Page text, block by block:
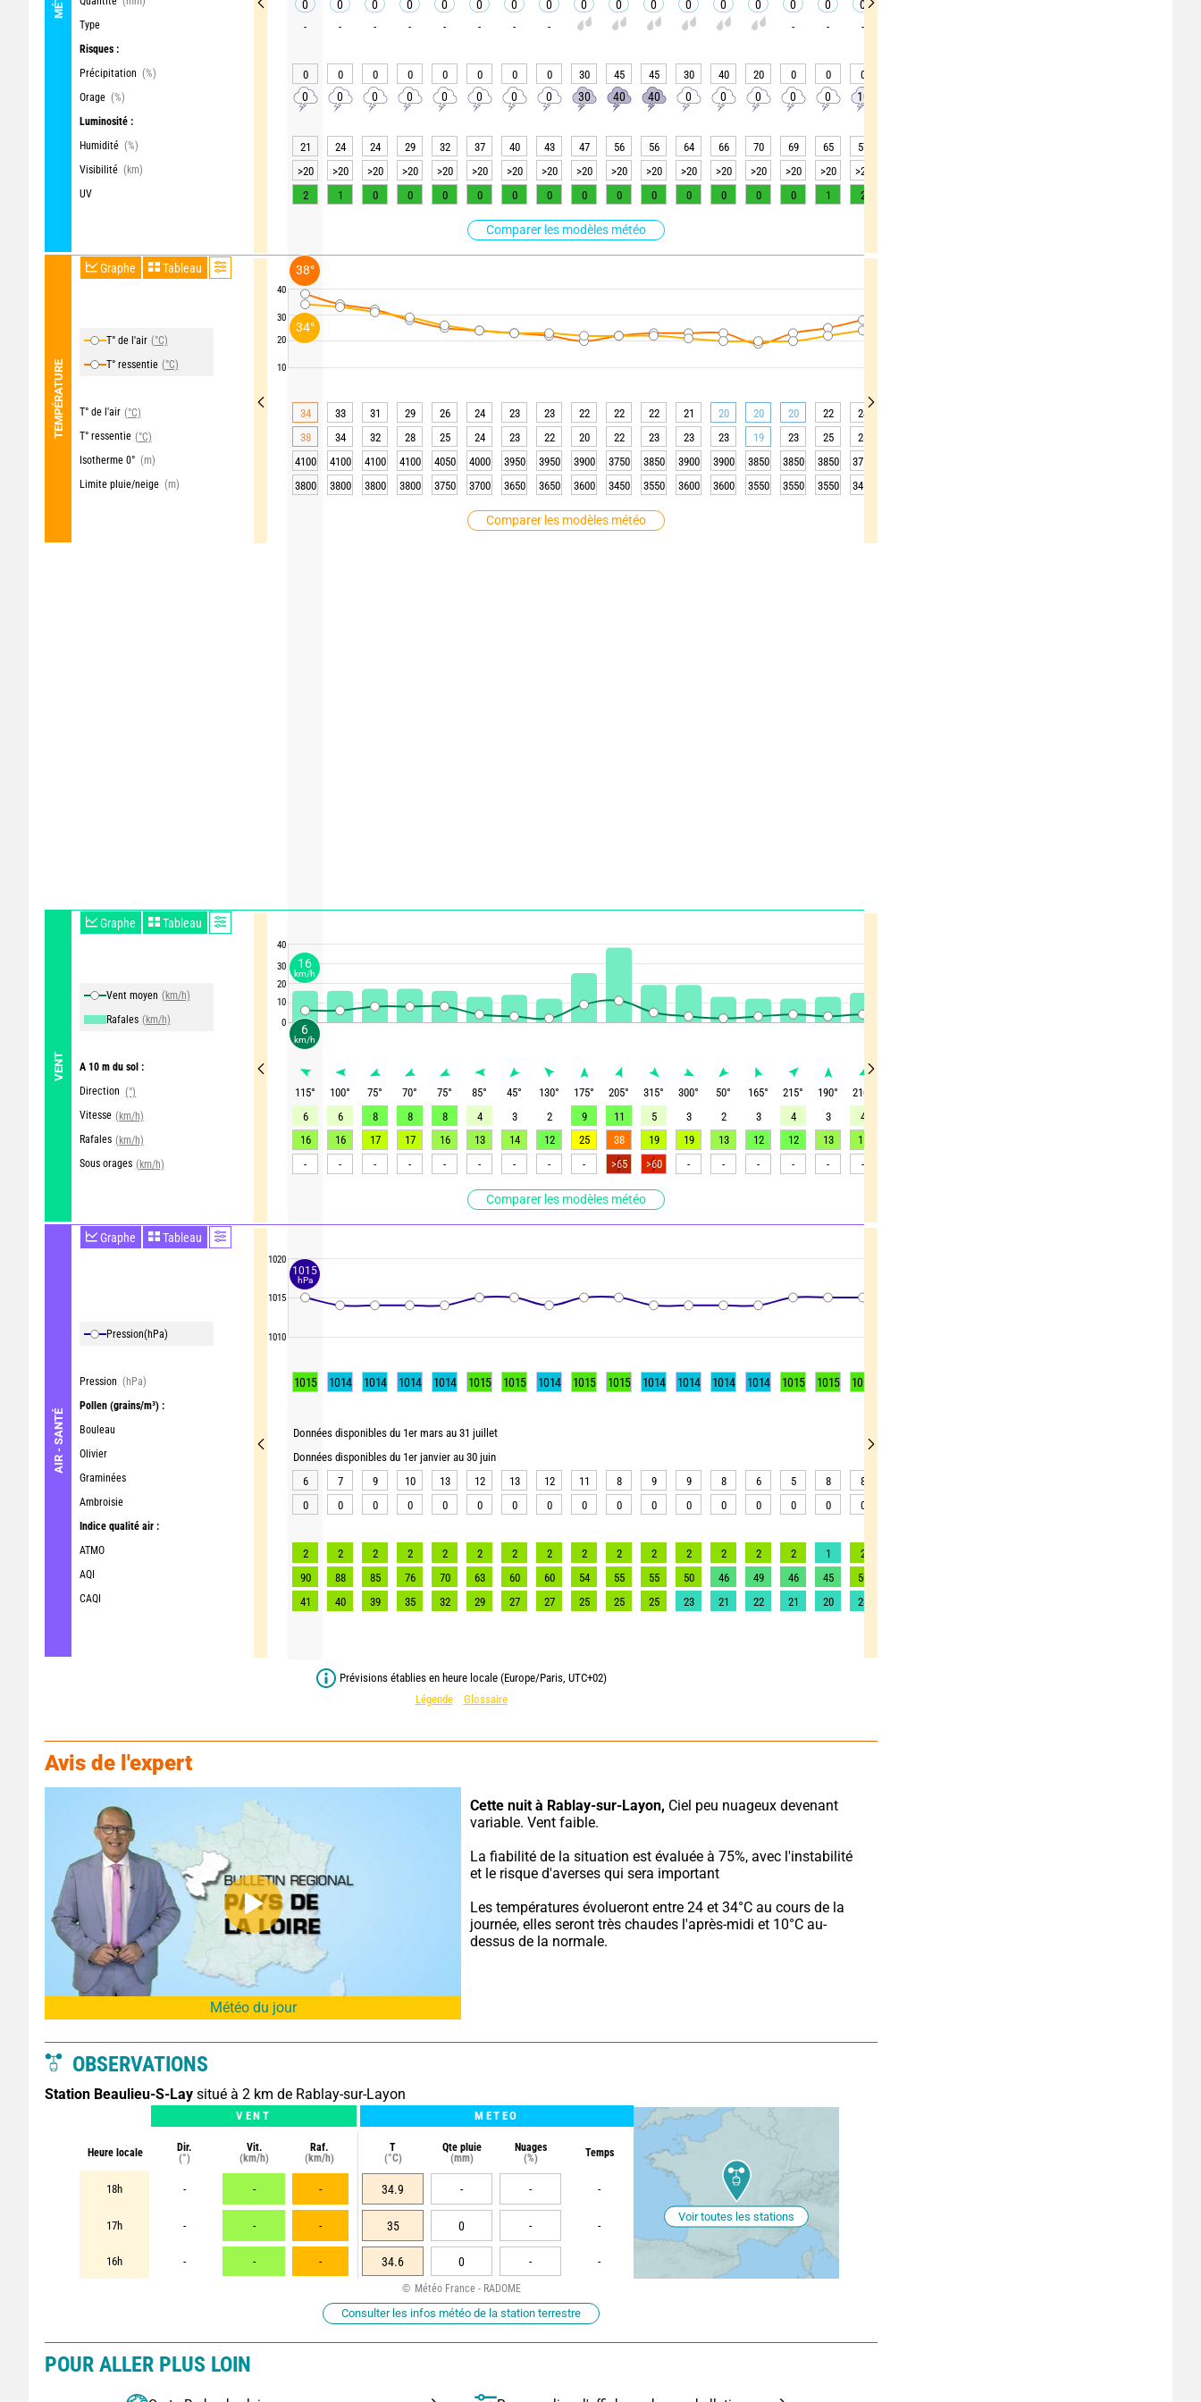
Type
Risques :
Précipitation (%)
Orage (%)
Luminosité :
Humidité (%)
Visibilité (km)
UV
Comparer les modèles météo
TEMPÉRATURE
Graphe Tableau
T° de l'air (°C)
T° ressentie (°C)
T° de l'air (°C)
T° ressentie (°C)
Isotherme 0° (m)
Limite pluie/neige (m)
Comparer les modèles météo
VENT
Graphe Tableau
Vent moyen (km/h)
Rafales (km/h)
A 10 m du sol :
Direction (°)
Vitesse (km/h)
Rafales (km/h)
Sous orages (km/h)
Comparer les modèles météo
AIR - SANTÉ
Graphe Tableau
Pression(hPa)
Pression (hPa)
Pollen (grains/m³) :
Bouleau
Olivier
Graminées
Ambroisie
Indice qualité air :
ATMO
AQI
CAQI
40
30
20
10
40
30
20
10
0
1020
1015
1010
0 0 0 0 0 0 0 0 0 0 0 0 0 0 0 0 0
- - - - - - - - - - -
0 0 0 0 0 0 0 0 30 45 45 30 40 20 0 0 0
0 0 0 0 0 0 0 0 30 40 40 0 0 0 0 0 10
21 24 24 29 32 37 40 43 47 56 56 64 66 70 69 65 57
>20
>20 >20 >20 >20 >20 >20 >20 >20 >20 >20 >20 >20 >20 >20 >20 >20
2
1 0 0 0 0 0 0 0 0 0 0 0 0 0 1 2
34 33 31 29 26 24 23 23 22 22 22 21 20 20 20 22 24
38
34 32 28 25 24 23 22 20 22 23 23 23 19 23 25 28
4100
4100 4100 4100 4050 4000 3950 3950 3900 3750 3850 3900 3900 3850 3850 3850 3750
3800
3800 3800 3800 3750 3700 3650 3650 3600 3450 3550 3600 3600 3550 3550 3550 3450
115° 100° 75° 70° 75° 85° 45° 130° 175° 205° 315° 300° 50° 165° 215° 190° 210
6
6 8 8 8 4 3 2 9 11 5 3 2 3 4 3 4
16
16 17 17 16 13 14 12 25 38 19 19 13 12 12 13 15
-
- - - - - - - - >65 >60 - - - - - -
1015 1014 1014 1014 1014 1015 1015 1014 1015 1015 1014 1014 1014 1014 1015 1015 1015
Données disponibles du 1er mars au 31 juillet
Données disponibles du 1er janvier au 30 juin
6
7 9 10 13 12 13 12 11 8 9 9 8 6 5 8 8
0
0 0 0 0 0 0 0 0 0 0 0 0 0 0 0 0
2 2 2 2 2 2 2 2 2 2 2 2 2 2 2 1 2
90
88 85 76 70 63 60 60 54 55 55 50 46 49 46 45 50
41
40 39 35 32 29 27 27 25 25 25 23 21 22 21 20 23
Prévisions établies en heure locale (Europe/Paris, UTC+02)
Légende
Glossaire
Avis de l'expert
Météo du jour
Cette nuit à Rablay-sur-Layon, Ciel peu nuageux devenant
variable. Vent faible.
La fiabilité de la situation est évaluée à 75%, avec l'instabilité
et le risque d'averses qui sera important
Les températures évolueront entre 24 et 34°C au cours de la
journée, elles seront très chaudes l'après-midi et 10°C au-
dessus de la normale.
OBSERVATIONS
Station Beaulieu-S-Lay situé à 2 km de Rablay-sur-Layon
VENT METEO
Heure locale
Dir.
(°)
Vit.
(km/h)
Raf.
(km/h)
T
(°C)
Qte pluie
(mm)
Nuages
(%)
Temps
18h - - - 34.9 - - -
17h - - - 35 0 - -
16h - - - 34.6 0 - -
Voir toutes les stations
Météo France - RADOME
Consulter les infos météo de la station terrestre
POUR ALLER PLUS LOIN
6
km/h
16
km/h
34°
38°
1015
hPa